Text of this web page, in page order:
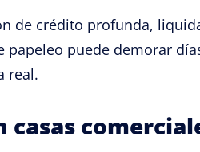
de crédito profunda,
papeleo puede demorar
real.
casas